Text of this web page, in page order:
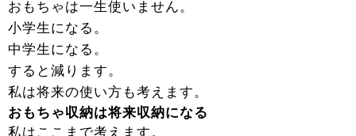
おもちゃは一生使いません。
小学生になる。
中学生になる。
すると減ります。
私は将来の使い方も考えます。
おもちゃ収納は将来収納になる
私はここまで考えます。